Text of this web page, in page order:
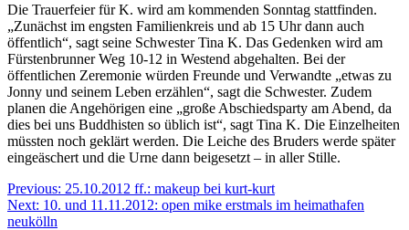
Die Trauerfeier für K. wird am kommenden Sonntag stattfinden.
„Zunächst im engsten Familienkreis und ab 15 Uhr dann auch
öffentlich“, sagt seine Schwester Tina K. Das Gedenken wird am
Fürstenbrunner Weg 10-12 in Westend abgehalten. Bei der
öffentlichen Zeremonie würden Freunde und Verwandte „etwas zu
Jonny und seinem Leben erzählen“, sagt die Schwester. Zudem
planen die Angehörigen eine „große Abschiedsparty am Abend, da
dies bei uns Buddhisten so üblich ist“, sagt Tina K. Die Einzelheiten
müssten noch geklärt werden. Die Leiche des Bruders werde später
eingeäschert und die Urne dann beigesetzt – in aller Stille.
Beitragsnavigation
Previous: 25.10.2012 ff.: makeup bei kurt-kurt
Next: 10. und 11.11.2012: open mike erstmals im heimathafen
neukölln